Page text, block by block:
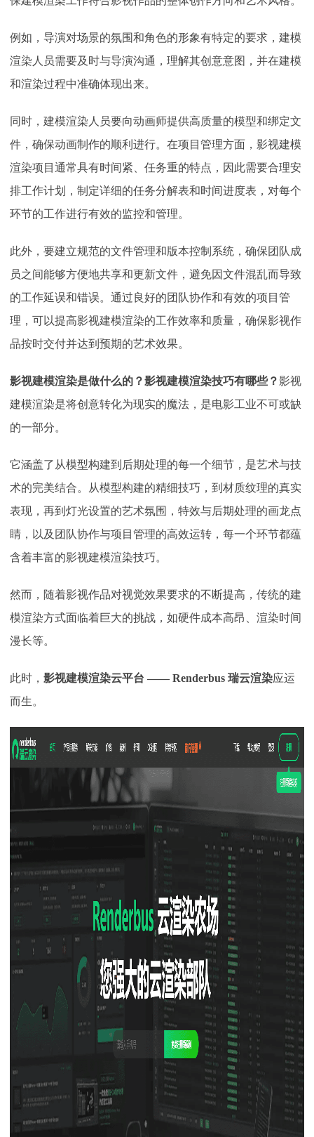
例如，导演对场景的氛围和角色的形象有特定的要求，建模
渲染人员需要及时与导演沟通，理解其创意意图，并在建模
和渲染过程中准确体现出来。
同时，建模渲染人员要向动画师提供高质量的模型和绑定文
件，确保动画制作的顺利进行。在项目管理方面，影视建模
渲染项目通常具有时间紧、任务重的特点，因此需要合理安
排工作计划，制定详细的任务分解表和时间进度表，对每个
环节的工作进行有效的监控和管理。
此外，要建立规范的文件管理和版本控制系统，确保团队成
员之间能够方便地共享和更新文件，避免因文件混乱而导致
的工作延误和错误。通过良好的团队协作和有效的项目管
理，可以提高影视建模渲染的工作效率和质量，确保影视作
品按时交付并达到预期的艺术效果。
影视建模渲染是做什么的？影视建模渲染技巧有哪些？影视
建模渲染是将创意转化为现实的魔法，是电影工业不可或缺
的一部分。
它涵盖了从模型构建到后期处理的每一个细节，是艺术与技
术的完美结合。从模型构建的精细技巧，到材质纹理的真实
表现，再到灯光设置的艺术氛围，特效与后期处理的画龙点
睛，以及团队协作与项目管理的高效运转，每一个环节都蕴
含着丰富的影视建模渲染技巧。
然而，随着影视作品对视觉效果要求的不断提高，传统的建
模渲染方式面临着巨大的挑战，如硬件成本高昂、渲染时间
漫长等。
此时， 影视建模渲染云平台 —— Renderbus 瑞云渲染应运
而生。